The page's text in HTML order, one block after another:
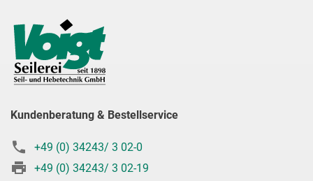
Kundenberatung & Bestellservice
+49 (0) 34243/ 3 02-0
+49 (0) 34243/ 3 02-19